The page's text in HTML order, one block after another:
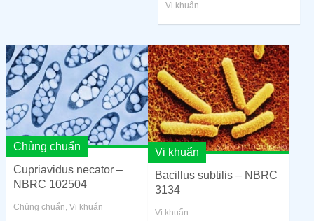
Vi khuẩn
Chủng chuẩn
Cupriavidus necator –
NBRC 102504
Chủng chuẩn Vi khuẩn
Vi khuẩn
Bacillus subtilis – NBRC
3134
Vi khuẩn